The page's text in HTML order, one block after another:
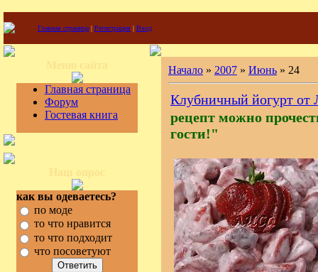
Главная страница | Регистрация | Вход
Главная страница
Форум
Гостевая книга
как вы одеваетесь?
по моде
то что нравится
то что подходит
что посоветуют
Начало » 2007 » Июнь » 24
Клубничный йогурт от
рецепт можно
гости!"